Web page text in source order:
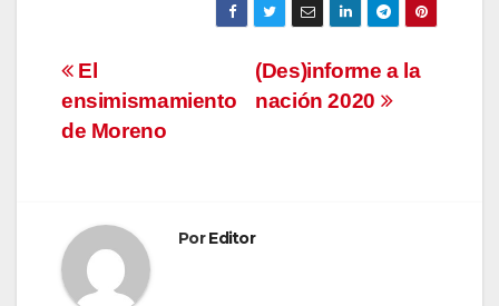
Navegación
de
entradas
(Des)informe a la
nación 2020
El
ensimismamiento
de Moreno
PorEditor